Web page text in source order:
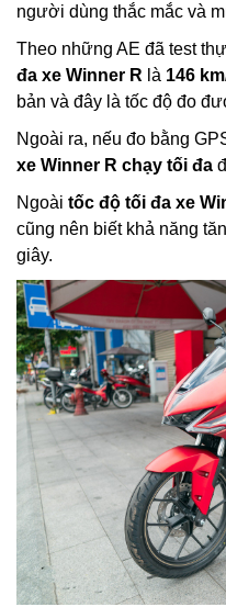
người dùng thắc mắc và
Theo những AE đã test
đa xe Winner R là 146
bản và đây là tốc độ đo
Ngoài ra, nếu đo bằng
xe Winner R chạy tối đa
Ngoài tốc độ tối đa xe
cũng nên biết khả năng
giây.